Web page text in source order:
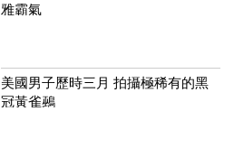
雅霸氣
美國男子歷時三月 拍攝極稀有的黑
冠黃雀鵐